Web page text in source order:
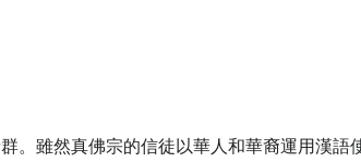
。雖然真佛宗的信徒以華人和華裔運用漢語